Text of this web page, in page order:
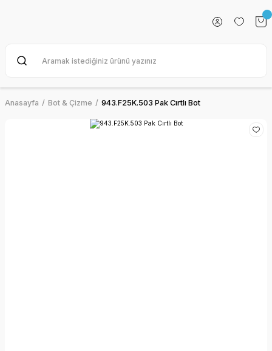
Anasayfa Bot & Çizme 943.F25K.503 Pak Cırtlı Bot